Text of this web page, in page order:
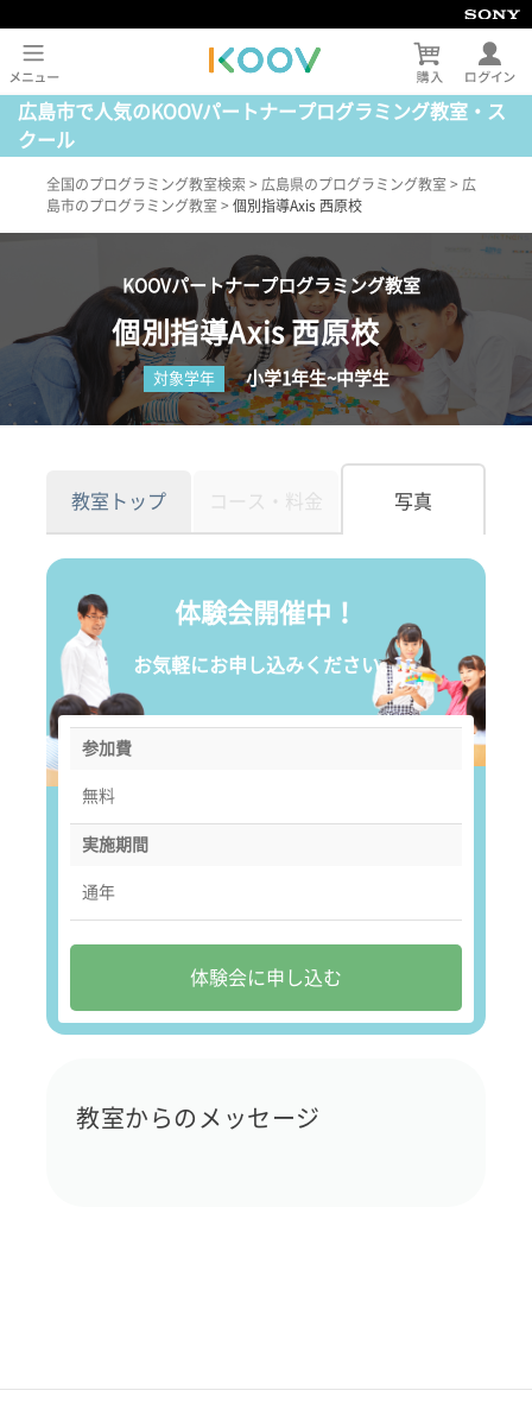
広島市で人気のKOOVパートナープログラミング教室・ス
クール
全国のプログラミング教室検索 > 広島県のプログラミング教室 > 広
島市のプログラミング教室 > 個別指導Axis 西原校
KOOVパートナープログラミング教室
個別指導Axis 西原校
対象学年 小学1年生~中学生
教室トップ コース・料金 写真
体験会開催中！
お気軽にお申し込みください。
参加費
無料
実施期間
通年
体験会に申し込む
教室からのメッセージ